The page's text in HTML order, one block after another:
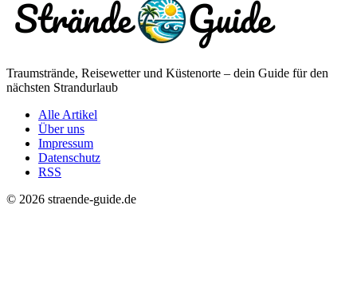
Traumstrände, Reisewetter und Küstenorte – dein Guide für den
nächsten Strandurlaub
Alle Artikel
Über uns
Impressum
Datenschutz
RSS
© 2026 straende-guide.de